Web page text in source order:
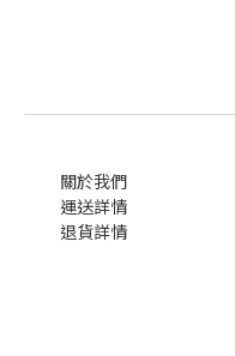
關於我們
運送詳情
退貨詳情